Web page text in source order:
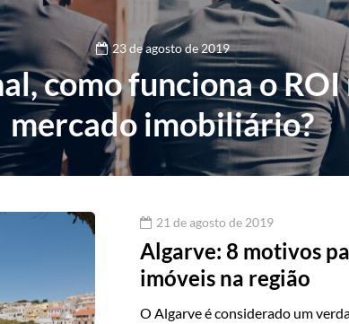
23 de agosto de 2019
como funciona o ROI
mercado imobiliário?
21 de agosto de 2019
Algarve: 8 motivos
imóveis na região
O Algarve é considerado um